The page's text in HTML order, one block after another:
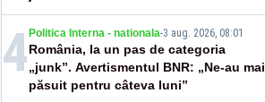
4Politica Interna - nationala-3 aug. 2026, 08:01
România, la un pas de categoria
„junk”. Avertismentul BNR: „Ne-au mai
păsuit pentru câteva luni”